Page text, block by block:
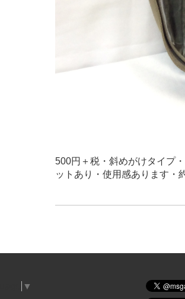
500円＋税・斜めがけタイプ
ットあり・使用感あります・
▼